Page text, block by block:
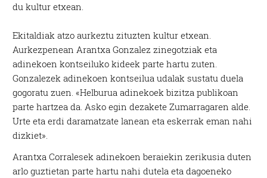
du kultur etxean.
Ekitaldiak atzo aurkeztu zituzten kultur etxean.
Aurkezpenean Arantxa Gonzalez zinegotziak eta
adinekoen kontseiluko kideek parte hartu zuten.
Gonzalezek adinekoen kontseilua udalak sustatu duela
gogoratu zuen. «Helburua adinekoek bizitza publikoan
parte hartzea da. Asko egin dezakete Zumarragaren alde.
Urte eta erdi daramatzate lanean eta eskerrak eman nahi
dizkiet».
Arantxa Corralesek adinekoen beraiekin zerikusia duten
arlo guztietan parte hartu nahi dutela eta dagoeneko